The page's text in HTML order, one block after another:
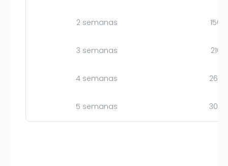
2 semanas 150
3 semanas 210
4 semanas 260
5 semanas 300